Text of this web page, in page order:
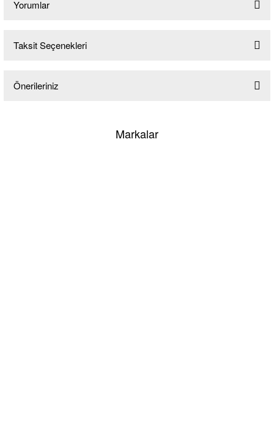
Yorumlar
Bu ürüne ilk yorumu siz yapın!
Taksit Seçenekleri
Önerileriniz
Markalar